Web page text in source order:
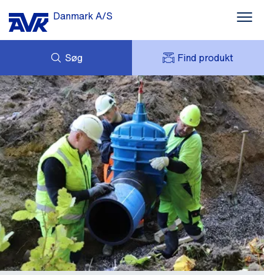
Danmark A/S
Søg Find produkt
NYHEDER
DOWNLOADS
CASES
OM OS
KONTAKT OS
FORESPØRG
MIT AVK
AVK HOLDING (GROUP)
PRISLISTE